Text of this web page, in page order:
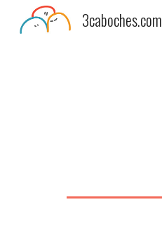
3caboches.com